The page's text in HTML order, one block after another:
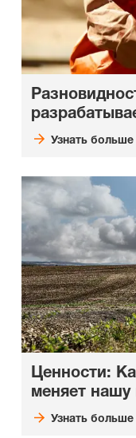
Узнать больше
Ценности:
меняет
Узнать больше